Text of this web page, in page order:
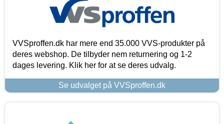
VVSproffen.dk har mere end 35.000 VVS-produkter på
deres webshop. De tilbyder nem returnering og 1-2
dages levering. Klik her for at se deres udvalg.
Se udvalget på VVSproffen.dk